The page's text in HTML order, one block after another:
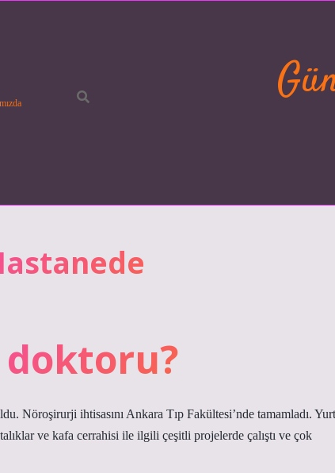
Nöroşirurji ihtisasını Ankara Tıp Fakültesi’nde tamamladı. Yurt
ve kafa cerrahisi ile ilgili çeşitli projelerde çalıştı ve çok